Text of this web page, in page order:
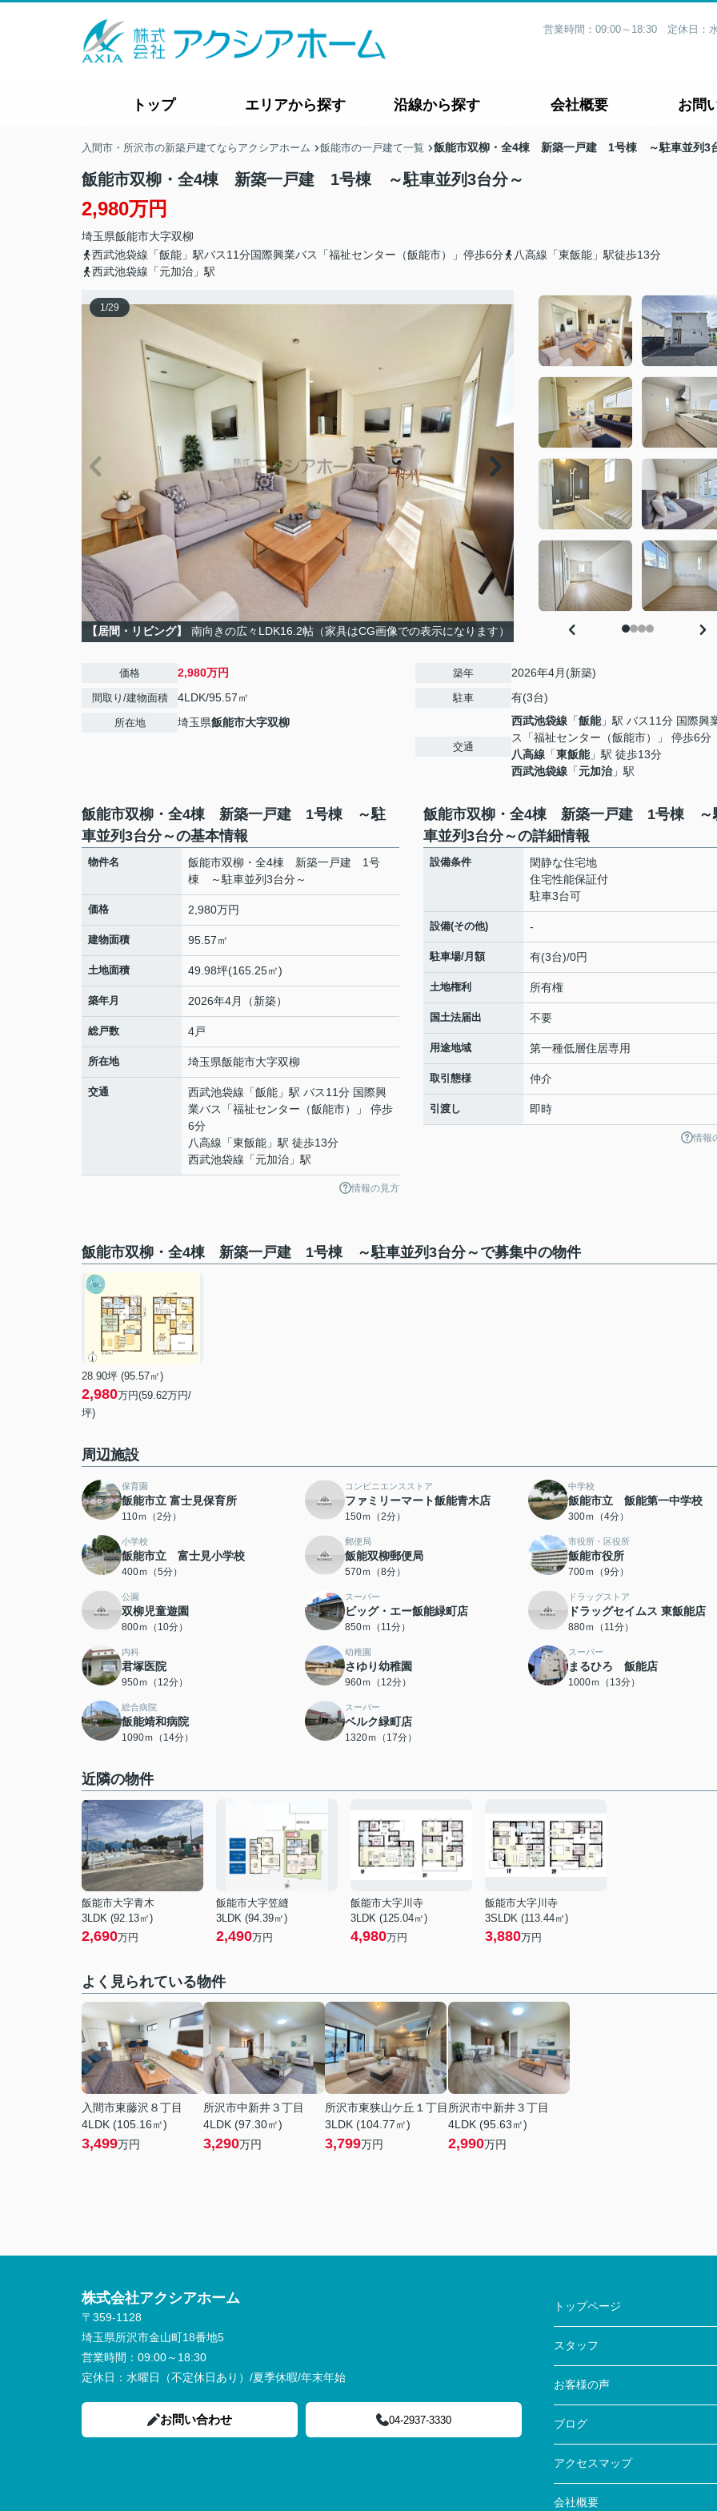
営業時間：09:00～18:30 定休日：
トップ エリアから探す 沿線から探す 会社概要 お問
入間市・所沢市の新築戸建てならアクシアホーム 飯能市の一戸建て一覧 飯能市双柳・全4棟 新築一戸建 1号棟 ～駐車並列3
飯能市双柳・全4棟 新築一戸建 1号棟 ～駐車並列3台分～
2,980万円
埼玉県飯能市大字双柳
西武池袋線「飯能」駅バス11分国際興業バス「福祉センター（飯能市）」停歩6分
八高線「東飯能」駅徒歩13分
西武池袋線「元加治」駅
1/29
【居間・リビング】 南向きの広々LDK16.2帖（家具はCG画像での表示になります）
価格 2,980万円
間取り/建物面積 4LDK/95.57㎡
所在地 埼玉県飯能市大字双柳
築年 2026年4月(新築)
駐車 有(3台)
交通
西武池袋線 「飯能」駅 バス11分 国際興
ス「福祉センター（飯能市）」 停歩6分
八高線 「東飯能」駅 徒歩13分
西武池袋線 「元加治」駅
飯能市双柳・全4棟 新築一戸建 1号棟 ～駐
車並列3台分～の基本情報
物件名
飯能市双柳・全4棟 新築一戸建 1号
棟 ～駐車並列3台分～
価格 2,980万円
建物面積 95.57㎡
土地面積 49.98坪(165.25㎡)
築年月 2026年4月（新築）
総戸数 4戸
所在地 埼玉県飯能市大字双柳
交通 西武池袋線 「飯能 」駅 バス11分 国際興
業バス「福祉センター（飯能市）」 停歩
6分
八高線 「東飯能 」駅 徒歩13分
西武池袋線 「元加治 」駅
情報の見方
飯能市双柳・全4棟 新築一戸建 1号棟 ～
車並列3台分～の詳細情報
設備条件
閑静な住宅地
住宅性能保証付
駐車3台可
設備(その他) -
駐車場/月額 有(3台)/0円
土地権利 所有権
国土法届出 不要
用途地域 第一種低層住居専用
取引態様 仲介
引渡し 即時
情報
飯能市双柳・全4棟 新築一戸建 1号棟 ～駐車並列3台分～で募集中の物件
28.90坪 (95.57㎡)
2,980万円(59.62万円/
坪)
周辺施設
保育園
飯能市立 富士見保育所
110ｍ（2分）
コンビニエンスストア
ファミリーマート飯能青木店
150ｍ（2分）
中学校
飯能市立 飯能第一中学校
300ｍ（4分）
小学校
飯能市立 富士見小学校
400ｍ（5分）
郵便局
飯能双柳郵便局
570ｍ（8分）
市役所・区役所
飯能市役所
700ｍ（9分）
公園
双柳児童遊園
800ｍ（10分）
スーパー
ビッグ・エー飯能緑町店
850ｍ（11分）
ドラッグストア
ドラッグセイムス 東飯能店
880ｍ（11分）
内科
君塚医院
950ｍ（12分）
幼稚園
さゆり幼稚園
960ｍ（12分）
スーパー
まるひろ 飯能店
1000ｍ（13分）
総合病院
飯能靖和病院
1090ｍ（14分）
スーパー
ベルク緑町店
1320ｍ（17分）
近隣の物件
飯能市大字青木
3LDK (92.13㎡)
2,690万円
飯能市大字笠縫
3LDK (94.39㎡)
2,490万円
飯能市大字川寺
3LDK (125.04㎡)
4,980万円
飯能市大字川寺
3SLDK (113.44㎡)
3,880万円
よく見られている物件
入間市東藤沢８丁目
4LDK (105.16㎡)
3,499万円
所沢市中新井３丁目
4LDK (97.30㎡)
3,290万円
所沢市東狭山ケ丘１丁目
3LDK (104.77㎡)
3,799万円
所沢市中新井３丁目
4LDK (95.63㎡)
2,990万円
株式会社アクシアホーム
〒359-1128
埼玉県所沢市金山町18番地5
営業時間： 09:00～18:30
定休日： 水曜日（不定休日あり）/夏季休暇/年末年始
お問い合わせ 04-2937-3330
トップページ
スタッフ
お客様の声
ブログ
アクセスマップ
会社概要